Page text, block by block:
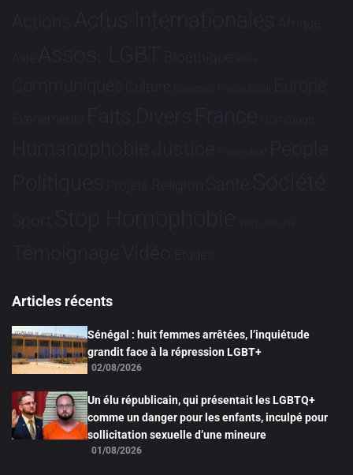
Actions Actus Internationales Afrique
Asie Assos. LGBT Bioéthique Brève
Communiqués Culture Dialogues France-Brésil Europe
Evénements Faits Divers France Hommage
HumanophobieJustice Partenariat People
Politiques Projets Religion Santé Société
Sport Stop Homophobie Tech Tribune
TémoignageVidéo Études
Articles récents
Sénégal : huit femmes arrêtées, l’inquiétude
grandit face à la répression LGBT+
02/08/2026
Un élu républicain, qui présentait les LGBTQ+
comme un danger pour les enfants, inculpé pour
sollicitation sexuelle d’une mineure
01/08/2026